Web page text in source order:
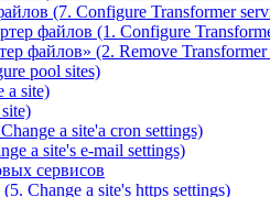
(7. Configure Transformer
файлов (1. Configure
файлов» (2. Remove Transformer
pool sites)
a site)
a site'a cron settings)
a site's e-mail settings)
сервисов
Change a site's https settings)